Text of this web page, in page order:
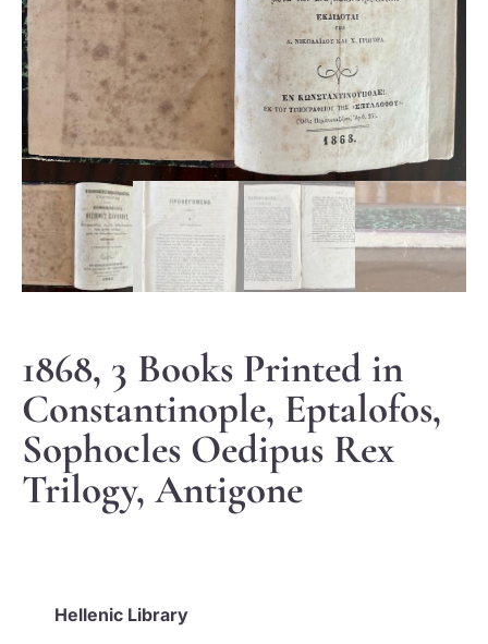
1868, 3 Books Printed in
Constantinople, Eptalofos,
Sophocles Oedipus Rex
Trilogy, Antigone
Hellenic Library